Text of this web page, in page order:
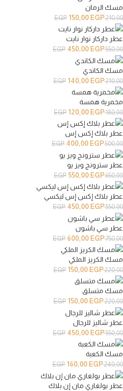
مسك الرمان
210,00
EGP 150,00 EGP
عطر داركار نوار نايت
550,00
EGP 450,00 EGP
مسك الكاندي
210,00
EGP 140,00 EGP
مخمرية همسة
180,00
EGP 120,00 EGP
عطر بلاك إكس إس
500,00
EGP 400,00 EGP
عطر سترونج ويز يو
650,00
EGP 550,00 EGP
عطر بلاك إكس إس ليكسي
550,00
EGP 450,00 EGP
عطر سي باشون
750,00
EGP 600,00 EGP
مسك الكريز الملكي
220,00
EGP 150,00 EGP
مسك متسلق
220,00
EGP 150,00 EGP
عطر شاليز للرجال
550,00
EGP 450,00 EGP
مسك الكعبة
240,00
EGP 160,00 EGP
عطر بولغاري مان إن بلاك